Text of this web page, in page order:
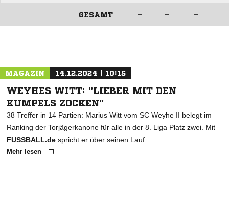
GESAMT – – –
MAGAZIN 14.12.2024 | 10:15
WEYHES WITT: "LIEBER MIT DEN
KUMPELS ZOCKEN"
38 Treffer in 14 Partien: Marius Witt vom SC Weyhe II belegt im
Ranking der Torjägerkanone für alle in der 8. Liga Platz zwei. Mit
FUSSBALL.de spricht er über seinen Lauf.
Mehr lesen